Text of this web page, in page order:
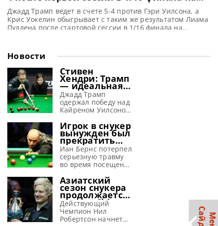
Чемпионате мира 2026
Джадд Трамп ведет в счете 5-4 против Гэри Уилсона, а
Крис Уокелин обыгрывает с таким же результатом Лиама
Пуллена после стартовой сессии в 1/16 финала на
отставание в счете 1-4, сумел переломить ход матча
против Гэри Уилсона и выйти вперед 5-4 после
Новости
Стивен
Хендри: Трамп
— идеальная
машина для
завоевания
побед
Джадд Трамп
одержал победу над
Кайреном Уилсоном
Мастерс 2026 и, по
словам Хендри,
просто создан для
успеха в снукере,
сообщает WST
Стивен Хендри
Трамп способен
вновь обрести свою
лучшую форму в
текущем сезоне. Эти
размышления он
высказал в
Игрок в снукер
вынужден был
прекратить
выступления
из-за
серьезной
травмы,
полученной на
аттракционе
Иан Бернс потерпел
серьезную травму
во время посещения
вынужден
пропустить начало
снукерного сезона
2026-27, сообщает
metrouk Иан Бернс
провел две недели в
Азиатский
сезон снукера
продолжается:
турнир China
Open 2026
предлагает
Действующий
Чемпион Нил
Робертсон начнет